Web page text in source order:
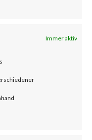
Immer aktiv
has been
wild.
on